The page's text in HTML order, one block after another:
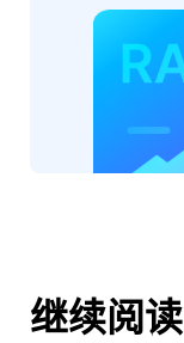
继续阅读